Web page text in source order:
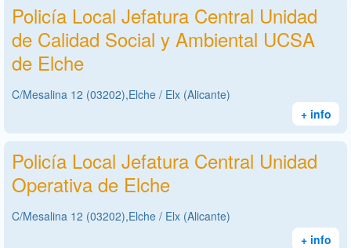
Policía Local Jefatura Central Unidad
de Calidad Social y Ambiental UCSA
de Elche
C/Mesalina 12 (03202),Elche / Elx (Alicante)
+ info
Policía Local Jefatura Central Unidad
Operativa de Elche
C/Mesalina 12 (03202),Elche / Elx (Alicante)
+ info